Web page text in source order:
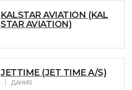
KALSTAR AVIATION (KAL
STAR AVIATION)
JETTIME (JET TIME A/S)
ДАНИЯ